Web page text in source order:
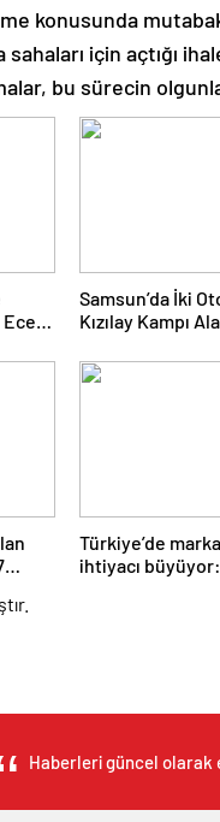
konusunda
sahaları için açtığı
bu sürecin
Samsun’da İki
Kızılay Kampı
Türkiye’de
ihtiyacı
Haberleri güncel olarak